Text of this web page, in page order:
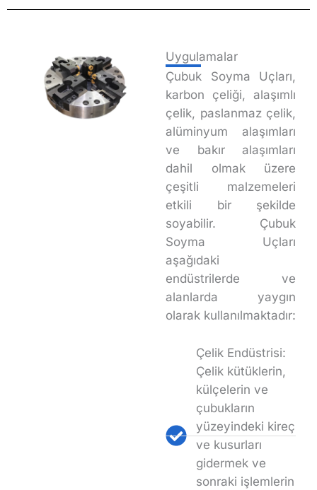
Uygulamalar
Çubuk Soyma Uçları,
karbon çeliği, alaşımlı
çelik, paslanmaz çelik,
alüminyum alaşımları
ve bakır alaşımları
dahil olmak üzere
çeşitli malzemeleri
etkili bir şekilde
soyabilir. Çubuk
Soyma Uçları
aşağıdaki
endüstrilerde ve
alanlarda yaygın
olarak kullanılmaktadır:
Çelik Endüstrisi:
Çelik kütüklerin,
külçelerin ve
çubukların
yüzeyindeki kireç
ve kusurları
gidermek ve
sonraki işlemlerin